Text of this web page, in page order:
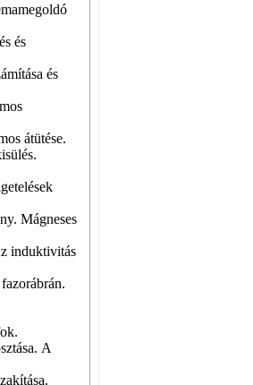
és
és
átütése.
Mágneses
induktivitás
A